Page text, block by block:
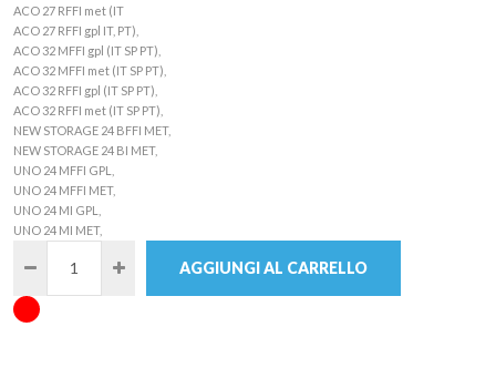
ACO 27 RFFI met (IT
ACO 27 RFFI gpl IT, PT),
ACO 32 MFFI gpl (IT SP PT),
ACO 32 MFFI met (IT SP PT),
ACO 32 RFFI gpl (IT SP PT),
ACO 32 RFFI met (IT SP PT),
NEW STORAGE 24 BFFI MET,
NEW STORAGE 24 BI MET,
UNO 24 MFFI GPL,
UNO 24 MFFI MET,
UNO 24 MI GPL,
UNO 24 MI MET,
AGGIUNGI AL CARRELLO